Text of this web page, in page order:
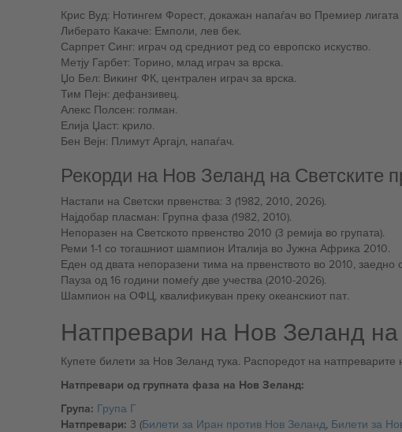
Крис Вуд: Нотингем Форест, докажан напаѓач во Премиер лигата
Либерато Какаче: Емполи, лев бек.
Сарпрет Синг: играч од средниот ред со европско искуство.
Метју Гарбет: Торино, млад играч за врска.
Џо Бел: Викинг ФК, централен играч за врска.
Тим Пејн: дефанзивец.
Алекс Полсен: голман.
Елија Џаст: крило.
Бен Вејн: Плимут Аргајл, напаѓач.
Рекорди на Нов Зеланд на Светските
Настапи на Светски првенства: 3 (1982, 2010, 2026).
Најдобар пласман: Групна фаза (1982, 2010).
Непоразен на Светското првенство 2010 (3 ремија во групата).
Реми 1-1 со тогашниот шампион Италија во Јужна Африка 2010.
Еден од двата непоразени тима на првенството во 2010, заедно
Пауза од 16 години помеѓу две учества (2010-2026).
Шампион на ОФЦ, квалификуван преку океанскиот пат.
Натпревари на Нов Зеланд
Купете билети за Нов Зеланд тука. Распоредот на
Натпревари од групната фаза на Нов Зеланд:
Група: Група Г
Натпревари: 3 (Билети за Иран против Нов Зеланд, Билети за